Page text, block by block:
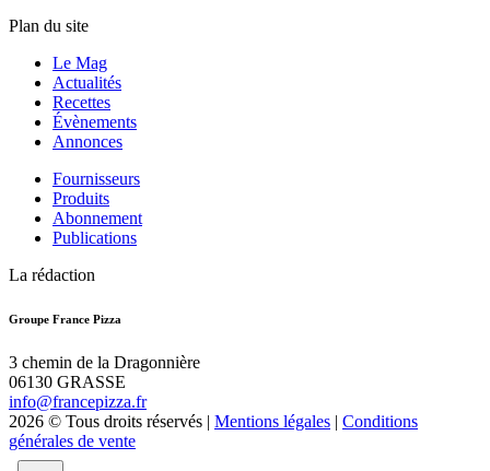
Plan du site
Le Mag
Actualités
Recettes
Évènements
Annonces
Fournisseurs
Produits
Abonnement
Publications
La rédaction
Groupe France Pizza
3 chemin de la Dragonnière
06130 GRASSE
info@francepizza.fr
2026 © Tous droits réservés | Mentions légales | Conditions
générales de vente